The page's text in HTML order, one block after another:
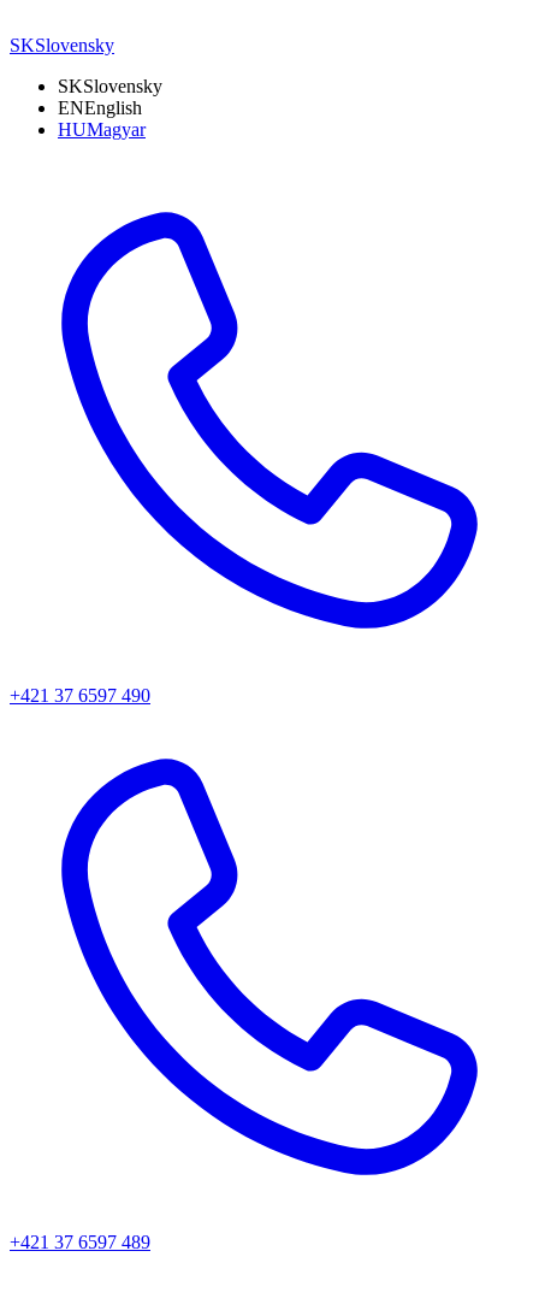
SKSlovensky
SKSlovensky
ENEnglish
HUMagyar
+421 37 6597 490
+421 37 6597 489